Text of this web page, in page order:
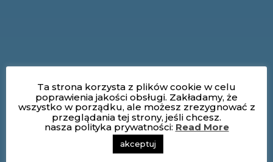
Ta strona korzysta z plików cookie w celu
poprawienia jakości obsługi. Zakładamy, że
wszystko w porządku, ale możesz zrezygnować z
przeglądania tej strony, jeśli chcesz.
nasza polityka prywatności: Read More
akceptuj